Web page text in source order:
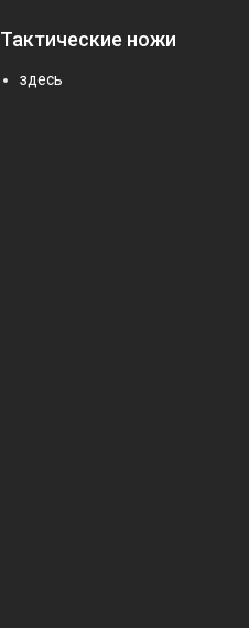
Тактические ножи
здесь